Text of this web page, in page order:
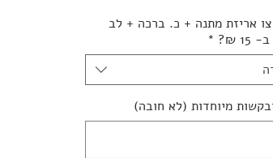
אריזת מתנה + כ. ברכה + לב
₪?
*
מיוחדות (לא חובה)